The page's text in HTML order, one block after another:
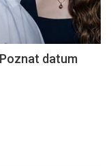
datum